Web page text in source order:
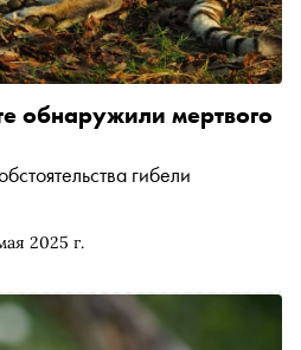
2025 г.
обнаружили мертвого
гибели